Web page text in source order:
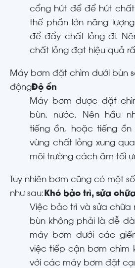
cổng hút để để hút
thế phần lớn năng
để đẩy chất lỏng đi.
chất lỏng đạt hiệu quả
Máy bơm đặt chìm dưới bùn
độngĐộ ồn
Máy bơm được đặt
bùn, nước. Nên hầu
tiếng ồn, hoặc tiếng ồn
vùng chất lỏng xung
môi trường cách âm tối
Tuy nhiên bơm cũng có một
như sau: Khó bảo trì, sửa chữa
Việc bảo trì và sửa chữa
bùn không phải là dễ
máy bơm dưới các
việc tiếp cận bơm chìm
với các máy bơm đặt